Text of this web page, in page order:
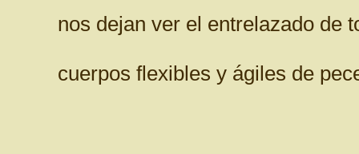
nos dejan ver el entrelazado de
cuerpos flexibles y ágiles de